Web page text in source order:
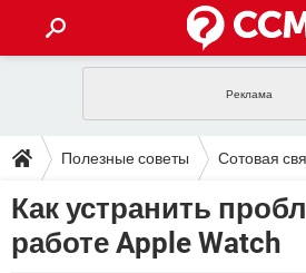
INSTAGRAM
ИГРЫ
ВКОНТАКТЕ ВИДЕО
ПОЛЕЗНЫЕ СОВЕТЫ
TIKTOK
WHATSAPP
ЗАГРУЗКИ
TIKTOK
ФОРУМ
Полезные советы Сотовая
Как устранить
работе Apple Watch